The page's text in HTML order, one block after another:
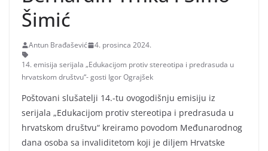
Šimić
Antun Brađašević
4. prosinca 2024.
14. emisija serijala „Edukacijom protiv stereotipa i predrasuda u
hrvatskom društvu“- gosti Igor Ograjšek
Poštovani slušatelji 14.-tu ovogodišnju emisiju iz
serijala „Edukacijom protiv stereotipa i predrasuda u
hrvatskom društvu“ kreiramo povodom Međunarodnog
dana osoba sa invaliditetom koji je diljem Hrvatske